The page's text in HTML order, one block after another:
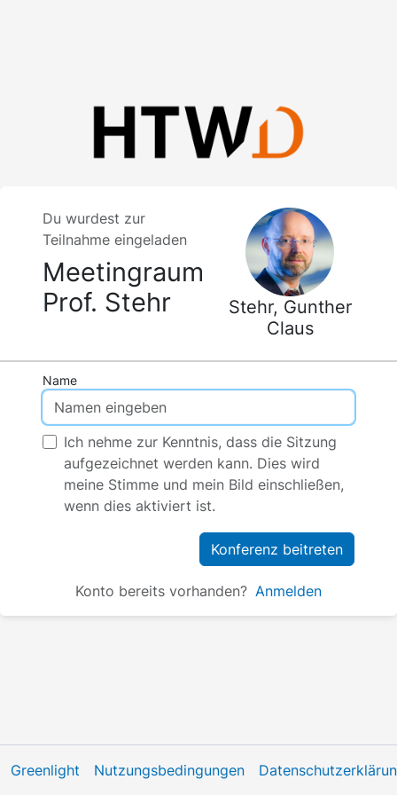
Du wurdest zur
Teilnahme eingeladen
Meetingraum
Prof. Stehr
Stehr, Gunther
Claus
Name
Ich nehme zur Kenntnis, dass die Sitzung
aufgezeichnet werden kann. Dies wird
meine Stimme und mein Bild einschließen,
wenn dies aktiviert ist.
Konferenz beitreten
Konto bereits vorhanden? Anmelden
Greenlight Nutzungsbedingungen